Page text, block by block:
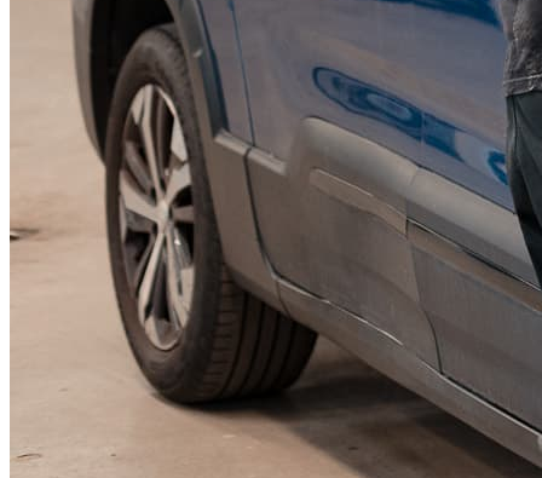
KGM Pickups
Fordonstyp
PickupTransportbilPersonbil
Visa alla fordon